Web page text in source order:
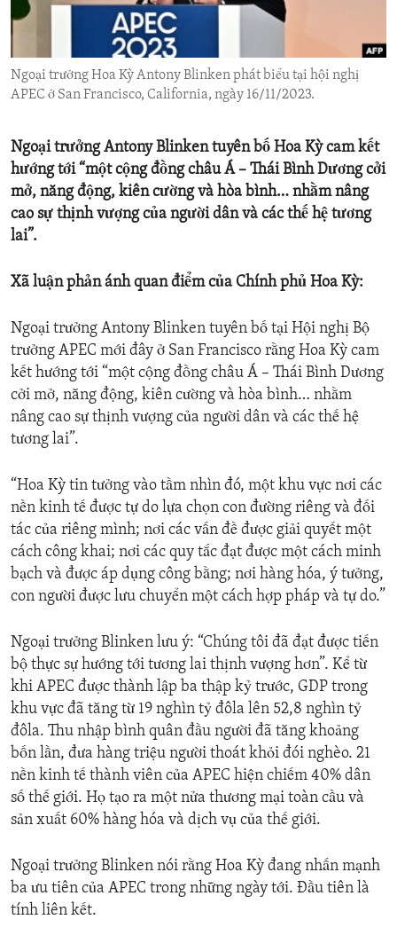
ENVIRONMENT AND HEALTH
IDEALS AND INSTITUTIONS
Ngoại trưởng Hoa Kỳ Antony Blinken phát biểu tại hội nghị
APEC ở San Francisco, California, ngày 16/11/2023.
Ngoại trưởng Antony Blinken tuyên bố Hoa Kỳ cam kết
hướng tới “một cộng đồng châu Á – Thái Bình Dương cởi
mở, năng động, kiên cường và hòa bình… nhằm nâng
cao sự thịnh vượng của người dân và các thế hệ tương
lai”.
Xã luận phản ánh quan điểm của Chính phủ Hoa Kỳ:
Ngoại trưởng Antony Blinken tuyên bố tại Hội nghị Bộ
trưởng APEC mới đây ở San Francisco rằng Hoa Kỳ cam
kết hướng tới “một cộng đồng châu Á – Thái Bình Dương
cởi mở, năng động, kiên cường và hòa bình… nhằm
nâng cao sự thịnh vượng của người dân và các thế hệ
tương lai”.
“Hoa Kỳ tin tưởng vào tầm nhìn đó, một khu vực nơi các
nền kinh tế được tự do lựa chọn con đường riêng và đối
tác của riêng mình; nơi các vấn đề được giải quyết một
cách công khai; nơi các quy tắc đạt được một cách minh
bạch và được áp dụng công bằng; nơi hàng hóa, ý tưởng,
con người được lưu chuyển một cách hợp pháp và tự do.”
Ngoại trưởng Blinken lưu ý: “Chúng tôi đã đạt được tiến
bộ thực sự hướng tới tương lai thịnh vượng hơn”. Kể từ
khi APEC được thành lập ba thập kỷ trước, GDP trong
khu vực đã tăng từ 19 nghìn tỷ đôla lên 52,8 nghìn tỷ
đôla. Thu nhập bình quân đầu người đã tăng khoảng
bốn lần, đưa hàng triệu người thoát khỏi đói nghèo. 21
nền kinh tế thành viên của APEC hiện chiếm 40% dân
số thế giới. Họ tạo ra một nửa thương mại toàn cầu và
sản xuất 60% hàng hóa và dịch vụ của thế giới.
Ngoại trưởng Blinken nói rằng Hoa Kỳ đang nhấn mạnh
ba ưu tiên của APEC trong những ngày tới. Đầu tiên là
tính liên kết.